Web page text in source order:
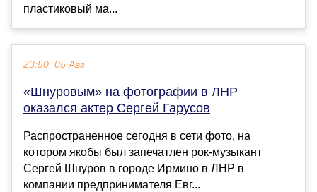
пластиковый ма...
23:50, 05 Авг
«Шнуровым» на фотографии в ЛНР
оказался актер Сергей Гарусов
Распространенное сегодня в сети фото, на
котором якобы был запечатлен рок-музыкант
Сергей Шнуров в городе Ирмино в ЛНР в
компании предпринимателя Евг...